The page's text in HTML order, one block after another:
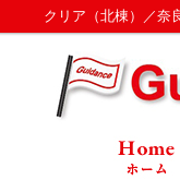
クリア（北棟）／奈